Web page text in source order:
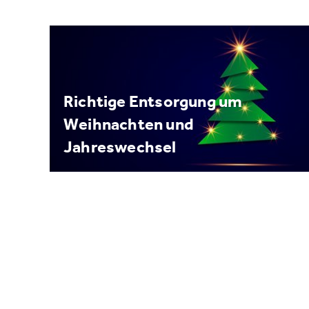
Richtige Entsorgung um
Weihnachten und
Jahreswechsel